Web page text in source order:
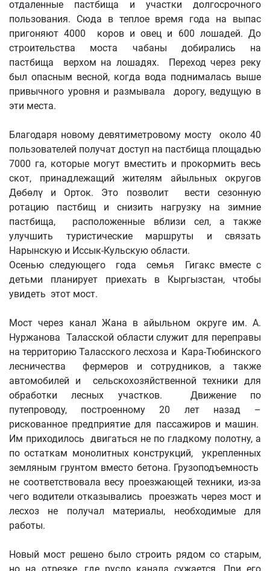
отдаленные пастбища и участки долгосрочного
пользования. Сюда в теплое время года на выпас
пригоняют 4000 коров и овец и 600 лошадей. До
строительства моста чабаны добирались на
пастбища верхом на лошадях. Переход через реку
был опасным весной, когда вода поднималась выше
привычного уровня и размывала дорогу, ведущую в
эти места.
Благодаря новому девятиметровому мосту около 40
пользователей получат доступ на пастбища площадью
7000 га, которые могут вместить и прокормить весь
скот, принадлежащий жителям айыльных округов
Дөбөлү и Орток. Это позволит вести сезонную
ротацию пастбищ и снизить нагрузку на зимние
пастбища, расположенные вблизи сел, а также
улучшить туристические маршруты и связать
Нарынскую и Иссык-Кульскую области.
Осенью следующего года семья Гигакс вместе с
детьми планирует приехать в Кыргызстан, чтобы
увидеть этот мост.
Мост через канал Жана в айыльном округе им. А.
Нуржанова Таласской области служит для переправы
на территорию Таласского лесхоза и Кара-Тюбинского
лесничества фермеров и сотрудников, а также
автомобилей и сельскохозяйственной техники для
обработки лесных участков. Движение по
путепроводу, построенному 20 лет назад –
рискованное предприятие для пассажиров и машин.
Им приходилось двигаться не по гладкому полотну, а
по остаткам монолитных конструкций, укрепленных
земляным грунтом вместо бетона. Грузоподъемность
не соответствовала весу проезжающей техники, из-за
чего водители отказывались проезжать через мост и
лесхоз не получал материалы, необходимые для
работы.
Новый мост решено было строить рядом со старым,
но на отрезке, где русло канала сужается. При его